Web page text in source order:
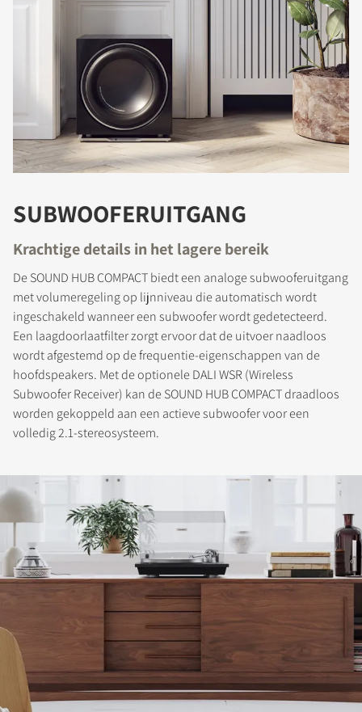
PRODUCTEN VERGELIJKEN
SUBWOOFERUITGANG
Krachtige details in het lagere bereik
De SOUND HUB COMPACT biedt een analoge subwooferuitgang
met volumeregeling op lijnniveau die automatisch wordt
ingeschakeld wanneer een subwoofer wordt gedetecteerd.
Een laagdoorlaatfilter zorgt ervoor dat de uitvoer naadloos
wordt afgestemd op de frequentie-eigenschappen van de
hoofdspeakers. Met de optionele DALI WSR (Wireless
Subwoofer Receiver) kan de SOUND HUB COMPACT draadloos
worden gekoppeld aan een actieve subwoofer voor een
volledig 2.1-stereosysteem.
REGISTREER JE OM TE
DOWNLOADEN
Vul het formulier in om toegang te krijgen tot
alle vergrendelde downloadbestanden op de
website.